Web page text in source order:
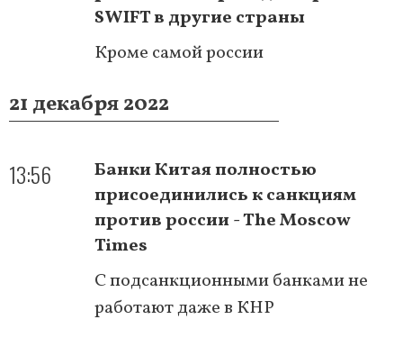
SWIFT в другие страны
Кроме самой россии
21 декабря 2022
13:56
Банки Китая полностью
присоединились к санкциям
против россии - The Moscow
Times
С подсанкционными банками не
работают даже в КНР